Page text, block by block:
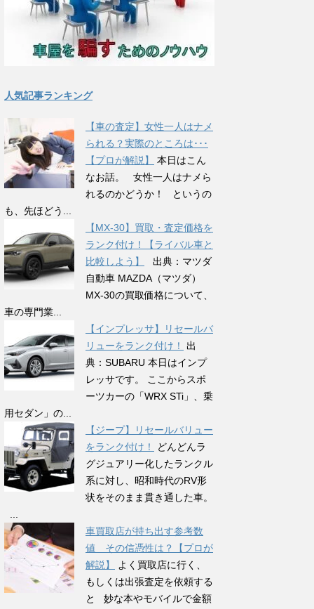
人気記事ランキング
【車の査定】女性一人はナメ
られる？実際のところは･･･
【プロが解説】
本日はこん
なお話。 女性一人はナメら
れるのかどうか！ というの
も、先ほどう...
【MX-30】買取・査定価格を
ランク付け！【ライバル車と
比較しよう】
出典：マツダ
自動車 MAZDA（マツダ）
MX-30の買取価格について、
車の専門業...
【インプレッサ】リセールバ
リューをランク付け！
出
典：SUBARU 本日はインプ
レッサです。 ここからスポ
ーツカーの「WRX STi」、乗
用セダン」の...
【ジープ】リセールバリュー
をランク付け！
どんどんラ
グジュアリー化したランクル
系に対し、昭和時代のRV形
状をそのまま貫き通した車。
車買取店が持ち出す参考数
値 その信憑性は？【プロが
解説】
よく買取店に行く、
もしくは出張査定を依頼する
と 妙な本やモバイルで金額